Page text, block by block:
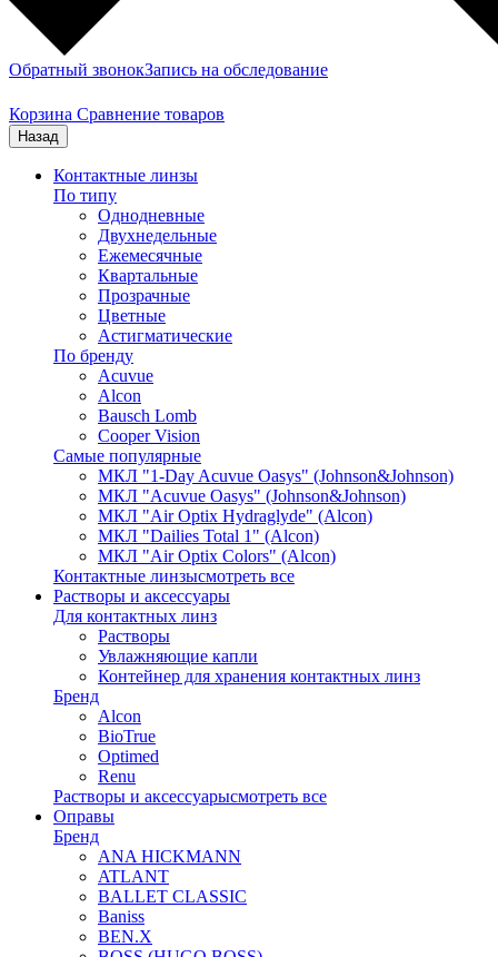
Обратный звонокЗапись на обследование
Корзина Сравнение товаров
Назад
Контактные линзы
По типу
Однодневные
Двухнедельные
Ежемесячные
Квартальные
Прозрачные
Цветные
Астигматические
По бренду
Acuvue
Alcon
Bausch Lomb
Cooper Vision
Самые популярные
МКЛ "1-Day Acuvue Oasys" (Johnson&Johnson)
МКЛ "Acuvue Oasys" (Johnson&Johnson)
МКЛ "Air Optix Hydraglyde" (Alcon)
МКЛ "Dailies Total 1" (Alcon)
МКЛ "Air Optix Colors" (Alcon)
Контактные линзысмотреть все
Растворы и аксессуары
Для контактных линз
Растворы
Увлажняющие капли
Контейнер для хранения контактных линз
Бренд
Alcon
BioTrue
Optimed
Renu
Растворы и аксессуарысмотреть все
Оправы
Бренд
ANA HICKMANN
ATLANT
BALLET CLASSIC
Baniss
BEN.X